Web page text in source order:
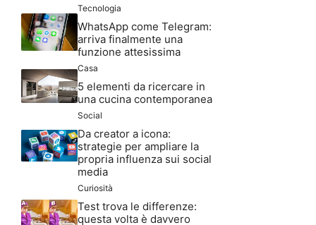
Tecnologia
WhatsApp come Telegram:
arriva finalmente una
funzione attesissima
Casa
5 elementi da ricercare in
una cucina contemporanea
Social
Da creator a icona:
strategie per ampliare la
propria influenza sui social
media
Curiosità
Test trova le differenze:
questa volta è davvero